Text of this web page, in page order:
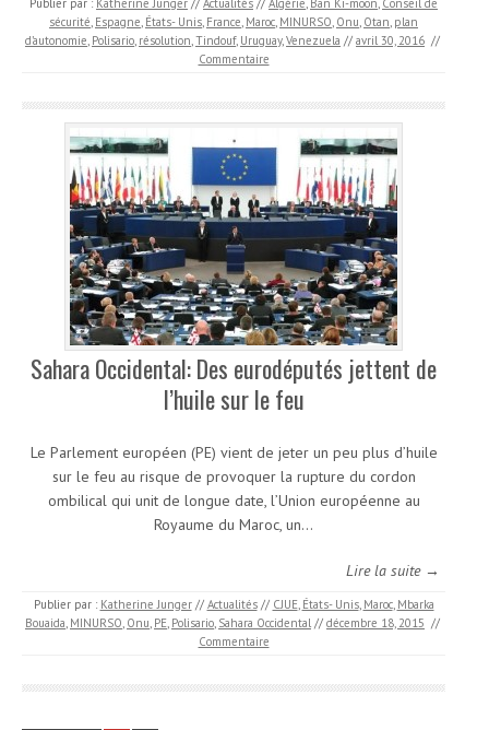
Publier par : Katherine Junger // Actualités // Algérie, Ban Ki-moon, Conseil de
sécurité, Espagne, États- Unis, France, Maroc, MINURSO, Onu, Otan, plan
d’autonomie, Polisario, résolution,Tindouf, Uruguay,Venezuela // avril 30, 2016 //
Commentaire
Sahara Occidental: Des eurodéputés jettent de
l’huile sur le feu
Le Parlement européen (PE) vient de jeter un peu plus d’huile
sur le feu au risque de provoquer la rupture du cordon
ombilical qui unit de longue date, l’Union européenne au
Royaume du Maroc, un…
Lire la suite →
Publier par : Katherine Junger // Actualités // CJUE, États- Unis, Maroc, Mbarka
Bouaida, MINURSO, Onu, PE, Polisario, Sahara Occidental // décembre 18, 2015 //
Commentaire